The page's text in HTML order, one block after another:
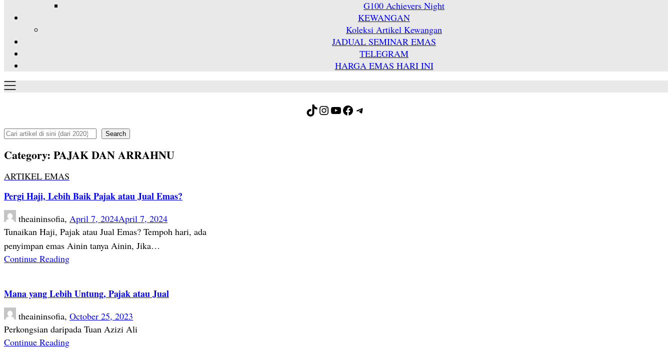
G100 Achievers Night
KEWANGAN
Koleksi Artikel Kewangan
JADUAL SEMINAR EMAS
TELEGRAM
HARGA EMAS HARI INI
TikTok
Instagram
YouTube
Facebook
Telegram
Search Search
Category: PAJAK DAN ARRAHNU
ARTIKEL EMAS
Pergi Haji, Lebih Baik Pajak atau Jual Emas?
theaininsofia, April 7, 2024April 7, 2024
Tunaikan Haji, Pajak atau Jual Emas? Tempoh hari, ada
penyimpan emas Ainin tanya Ainin, Jika…
Continue Reading
Mana yang Lebih Untung, Pajak atau Jual
theaininsofia, October 25, 2023
Perkongsian daripada Tuan Azizi Ali
Continue Reading